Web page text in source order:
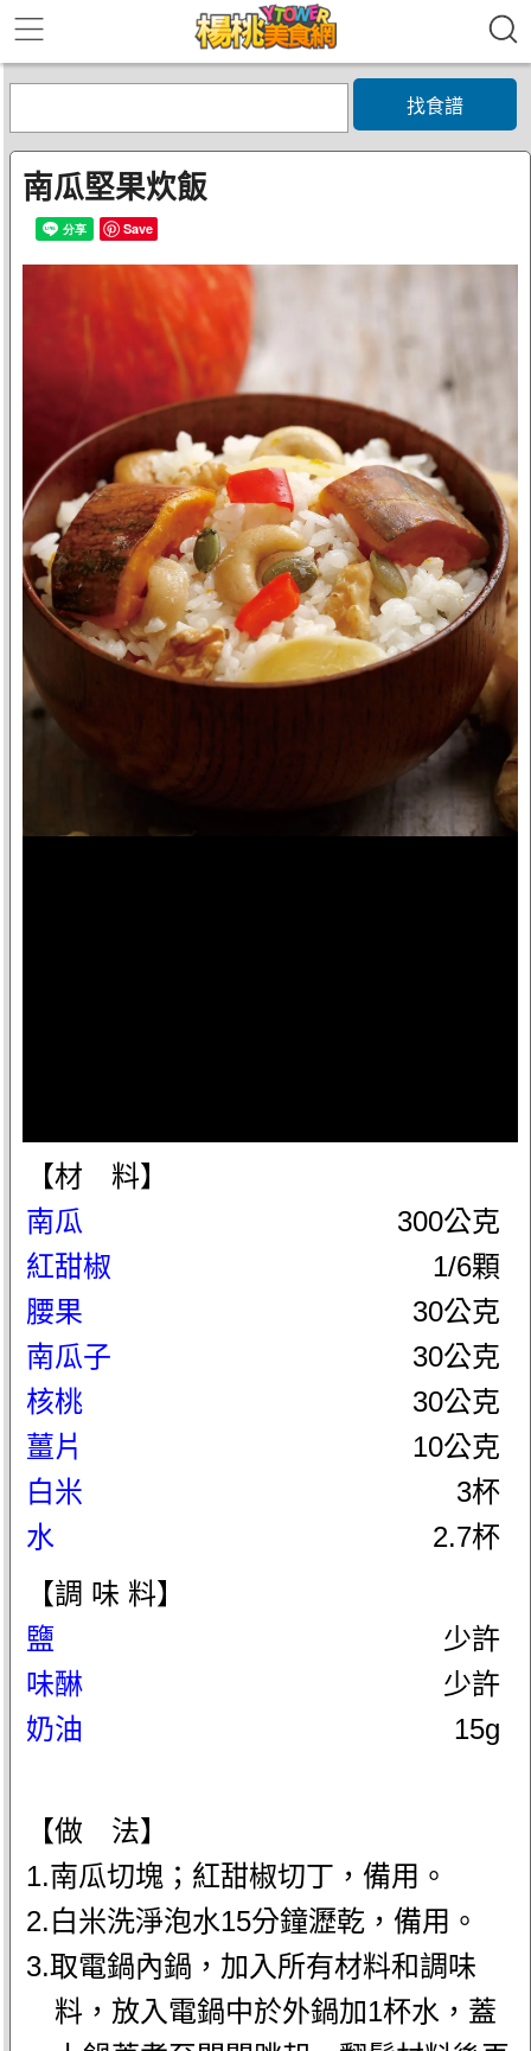
找食譜
南瓜堅果炊飯
Save
【材 料】
南瓜
300公克
紅甜椒
1/6顆
腰果
30公克
南瓜子
30公克
核桃
30公克
薑片
10公克
白米
3杯
水
2.7杯
【調 味 料】
鹽
少許
味醂
少許
奶油
15g
【做 法】
1.南瓜切塊；紅甜椒切丁，備用。
2.白米洗淨泡水15分鐘瀝乾，備用。
3.取電鍋內鍋，加入所有材料和調味
料，放入電鍋中於外鍋加1杯水，蓋